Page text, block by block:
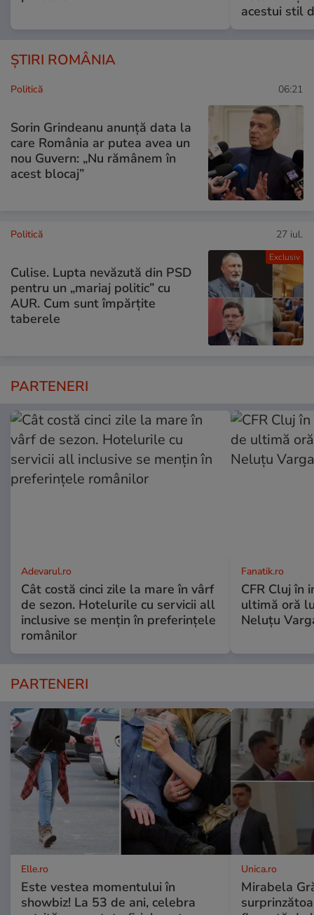
acestui stil
ȘTIRI ROMÂNIA
Politică 06:21
Sorin Grindeanu anunță data la
care România ar putea avea un
nou Guvern: „Nu rămânem în
acest blocaj”
Exclusiv
Politică 27 iul.
Culise. Lupta nevăzută din PSD
pentru un „mariaj politic” cu
AUR. Cum sunt împărțite
taberele
PARTENERI
Adevarul.ro
Cât costă cinci zile la mare în vârf
de sezon. Hotelurile cu servicii all
inclusive se mențin în preferințele
românilor
Fanatik.ro
CFR Cluj în
ultimă oră
Neluțu
PARTENERI
Elle.ro
Este vestea momentului în
showbiz! La 53 de ani, celebra
Unica.ro
Mirabela